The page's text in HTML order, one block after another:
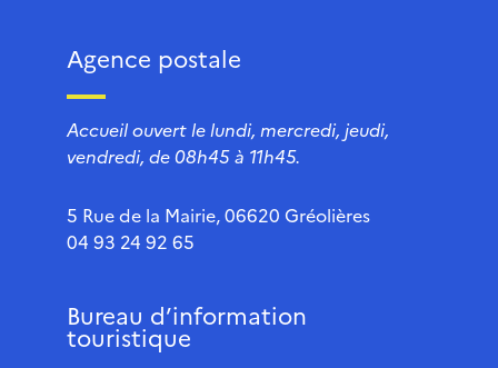
Agence postale
Accueil ouvert le lundi, mercredi, jeudi,
vendredi, de 08h45 à 11h45.
5 Rue de la Mairie, 06620 Gréolières
04 93 24 92 65
Bureau d’information
touristique